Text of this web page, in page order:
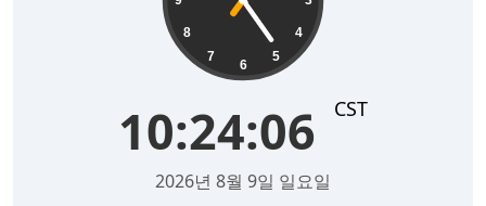
4
5
6
7
8
10:24:07 CST
2026년 8월 9일 일요일